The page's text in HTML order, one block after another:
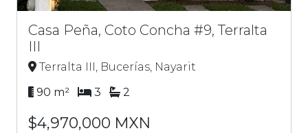
Casa Peña, Coto Concha #9, Terralta
III
Terralta III, Bucerías, Nayarit
90 m²
3 2
$4,970,000 MXN